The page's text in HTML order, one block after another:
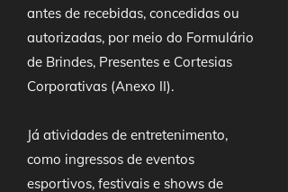
antes de recebidas, concedidas ou
autorizadas, por meio do Formulário
de Brindes, Presentes e Cortesias
Corporativas (Anexo II).
Já atividades de entretenimento,
como ingressos de eventos
esportivos, festivais e shows de